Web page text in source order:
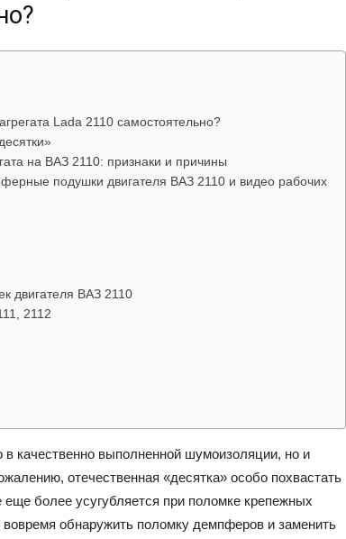
Lada 2110 самостоятельно?
на ВАЗ 2110: признаки и причины
подушки двигателя ВАЗ 2110 и видео рабочих
двигателя ВАЗ 2110
2112
в качественно выполненной шумоизоляции, но и
отечественная «десятка» особо похвастать
более усугубляется при поломке крепежных
вовремя обнаружить поломку демпферов и заменить